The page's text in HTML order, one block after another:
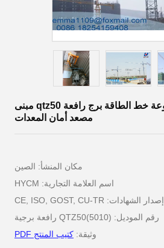
قطة رأس أعلى مجموعة خط الطاقة برج رافعة qtz50 مبنى
مصعد أمان المعدات
مكان المنشأ: الصين
اسم العلامة التجارية: HYCM
إصدار الشهادات: CE, ISO, GOST, CU-TR
رقم الموديل: QTZ50(5010) رافعة برجية
وثيقة: كتيب المنتج PDF